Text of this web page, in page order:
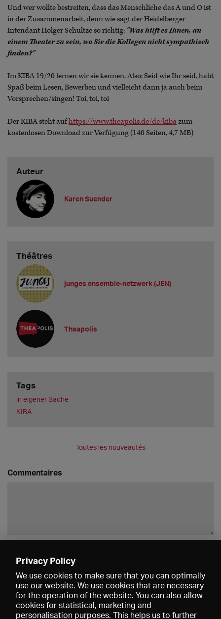
Und wer wollte bestreiten, dass das Menschliche das A und O ist
in der Zusammenarbeit, denn wie sagt der Heidelberger
Intendant Holger Schultze so richtig: "Was hilft es Ihnen, an
einem Theater zu sein, wo Sie die Kollegen nicht sympathisch
finden?"
Im KIBA 19/20 lernen wir sie kennen. Also: Seid wie Ihr seid, habt
Spaß beim Lesen, Bewerben und vielleicht dann ja auch beim
Vorsprechen/singen! Toi, toi, toi
Der KIBA steht aufhttps://www.theapolis.de/de/kibazum
kostenlosen Download zur Verfügung (140 Seiten, 4,7 MB)
Auteur
Karen Suender
Théâtres
junges ensemble-netzwerk (JEN)
Theapolis
Tags
in eigener Sache
KIBA
Toutes les nouveautés
Commentaires
Privacy Policy
We use cookies to make sure that you can optimally
use our website. We use cookies that are necessary
for the operation of the website. You can also allow
cookies for statistical, marketing and
personalisation purposes. This helps us to further